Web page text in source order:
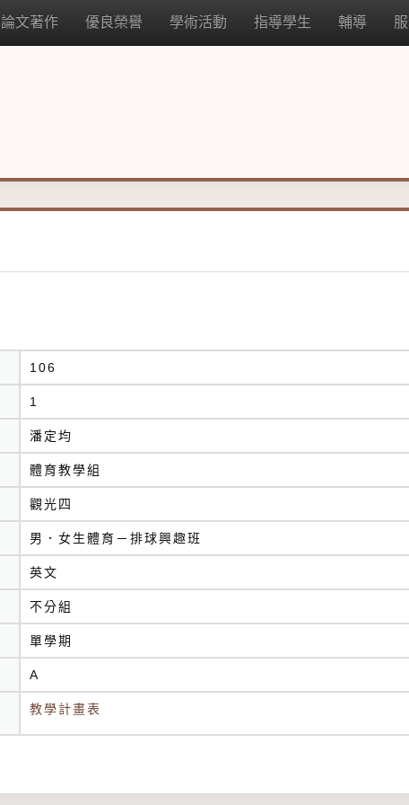
論文著作 優良榮譽 學術活動 指導學生 輔導
106
1
潘定均
體育教學組
觀光四
男．女生體育－排球興趣班
英文
不分組
單學期
A
教學計畫表